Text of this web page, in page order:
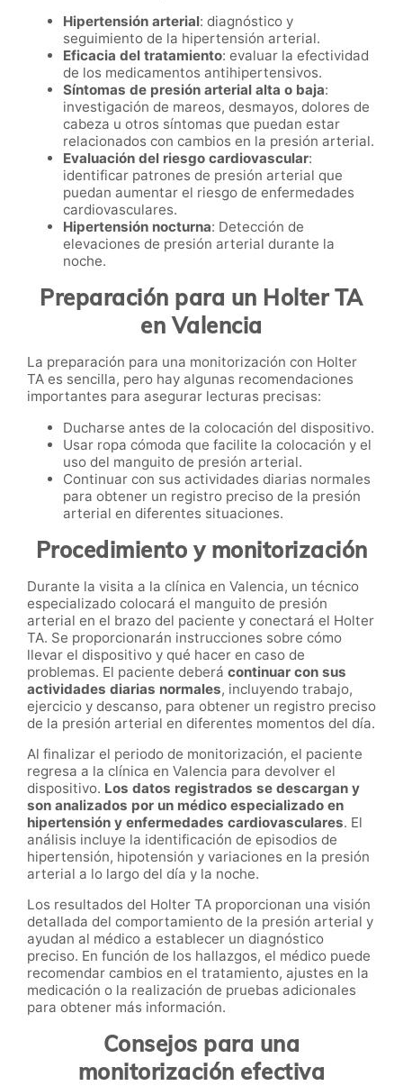
Hipertensión arterial: diagnóstico y
seguimiento de la hipertensión arterial.
Eficacia del tratamiento: evaluar la efectividad
de los medicamentos antihipertensivos.
Síntomas de presión arterial alta o baja:
investigación de mareos, desmayos, dolores de
cabeza u otros síntomas que puedan estar
relacionados con cambios en la presión arterial.
Evaluación del riesgo cardiovascular:
identificar patrones de presión arterial que
puedan aumentar el riesgo de enfermedades
cardiovasculares.
Hipertensión nocturna: Detección de
elevaciones de presión arterial durante la
noche.
Preparación para un Holter TA
en Valencia
La preparación para una monitorización con Holter
TA es sencilla, pero hay algunas recomendaciones
importantes para asegurar lecturas precisas:
Ducharse antes de la colocación del dispositivo.
Usar ropa cómoda que facilite la colocación y el
uso del manguito de presión arterial.
Continuar con sus actividades diarias normales
para obtener un registro preciso de la presión
arterial en diferentes situaciones.
Procedimiento y monitorización
Durante la visita a la clínica en Valencia, un técnico
especializado colocará el manguito de presión
arterial en el brazo del paciente y conectará el Holter
TA. Se proporcionarán instrucciones sobre cómo
llevar el dispositivo y qué hacer en caso de
problemas. El paciente deberá continuar con sus
actividades diarias normales, incluyendo trabajo,
ejercicio y descanso, para obtener un registro preciso
de la presión arterial en diferentes momentos del día.
Al finalizar el periodo de monitorización, el paciente
regresa a la clínica en Valencia para devolver el
dispositivo. Los datos registrados se descargan y
son analizados por un médico especializado en
hipertensión y enfermedades cardiovasculares. El
análisis incluye la identificación de episodios de
hipertensión, hipotensión y variaciones en la presión
arterial a lo largo del día y la noche.
Los resultados del Holter TA proporcionan una visión
detallada del comportamiento de la presión arterial y
ayudan al médico a establecer un diagnóstico
preciso. En función de los hallazgos, el médico puede
recomendar cambios en el tratamiento, ajustes en la
medicación o la realización de pruebas adicionales
para obtener más información.
Consejos para una
monitorización efectiva